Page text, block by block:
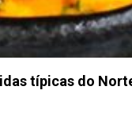
típicas do